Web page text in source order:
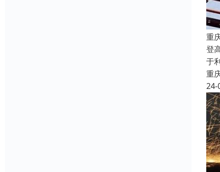
重
登
于
重
24-